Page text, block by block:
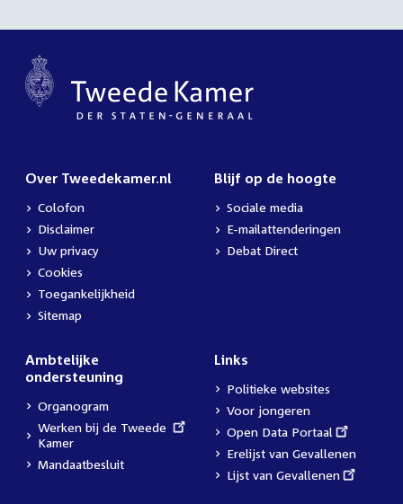
Over Tweedekamer.nl
Colofon
Disclaimer
Uw privacy
Cookies
Toegankelijkheid
Sitemap
Blijf op de hoogte
Sociale media
E-mailattenderingen
Debat Direct
Ambtelijke
ondersteuning
Organogram
External
link:
Werken bij de Tweede
Kamer
Mandaatbesluit
Links
Politieke websites
Voor jongeren
External
link:
Open Data Portaal
Erelijst van Gevallenen
External
Lijst van Gevallenen